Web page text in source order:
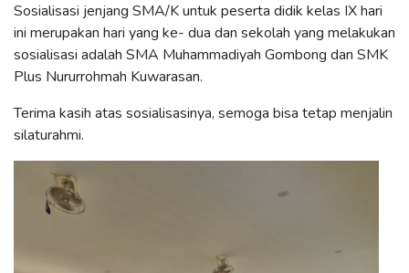
Sosialisasi jenjang SMA/K untuk peserta didik kelas IX hari
ini merupakan hari yang ke- dua dan sekolah yang melakukan
sosialisasi adalah SMA Muhammadiyah Gombong dan SMK
Plus Nururrohmah Kuwarasan.
Terima kasih atas sosialisasinya, semoga bisa tetap menjalin
silaturahmi.